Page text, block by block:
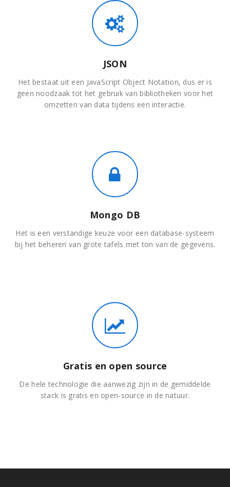
JSON
Het bestaat uit een JavaScript Object Notation, dus er is
geen noodzaak tot het gebruik van bibliotheken voor het
omzetten van data tijdens een interactie.
Mongo DB
Het is een verstandige keuze voor een database-systeem
bij het beheren van grote tafels met ton van de gegevens.
Gratis en open source
De hele technologie die aanwezig zijn in de gemiddelde
stack is gratis en open-source in de natuur.